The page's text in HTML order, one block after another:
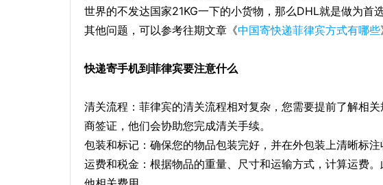
世界的不发达国家21KG一下的小货物，那么DHL就是做为首
其他问题，可以参考往期文章《中国寄快递菲律宾方式有哪些
快递寄手机到菲律宾要注意什么
清关流程：菲律宾的清关流程相对复杂，您需要提前了解相
商签证，他们会协助您完成清关手续。
包装和标记：确保您的物品包装完好，并在外包装上清晰标注
运费和税金：根据物品的重量、尺寸和运输方式，计算运费